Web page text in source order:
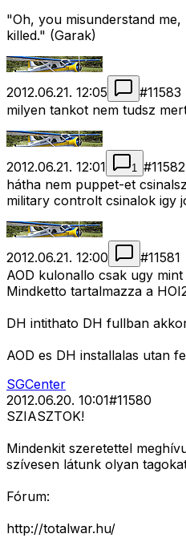
"Oh, you misunderstand
killed." (Garak)
2012.06.21. 12:05 #11583
milyen tankot nem tudsz
2012.06.21. 12:01 1 #11582
hátha nem puppet-et
military controlt csinalok igy
2012.06.21. 12:00 #11581
AOD kulonallo csak ugy
Mindketto tartalmazza a
DH intithato DH fullban
AOD es DH installalas utan
SGCenter
2012.06.20. 10:01#11580
SZIASZTOK!
Mindenkit szeretettel
szívesen látunk olyan
Fórum:
http://totalwar.hu/